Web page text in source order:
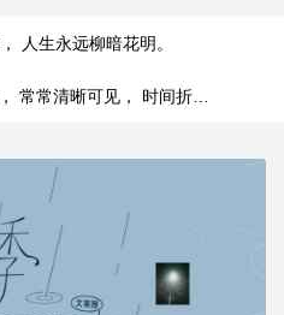
人生永远柳暗花明。
常常清晰可见， 时间折…